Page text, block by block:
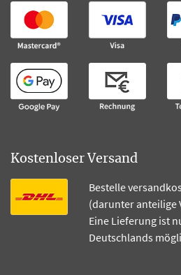
Kostenloser Versand
Bestelle
(darunter anteilige
Eine Lieferung ist
Deutschlands